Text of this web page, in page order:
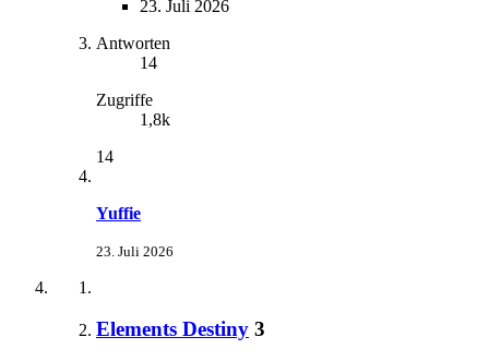
23. Juli 2026
Antworten
14
Zugriffe
1,8k
14
Yuffie
23. Juli 2026
Elements Destiny 3